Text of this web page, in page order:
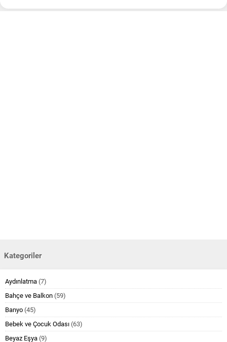
Kategoriler
Aydınlatma (7)
Bahçe ve Balkon (59)
Banyo (45)
Bebek ve Çocuk Odası (63)
Beyaz Eşya (9)